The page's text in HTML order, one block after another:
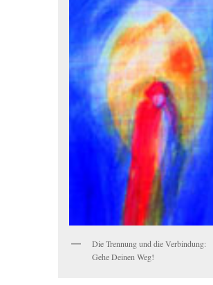
Die Trennung und die Verbindung:
Gehe Deinen Weg!